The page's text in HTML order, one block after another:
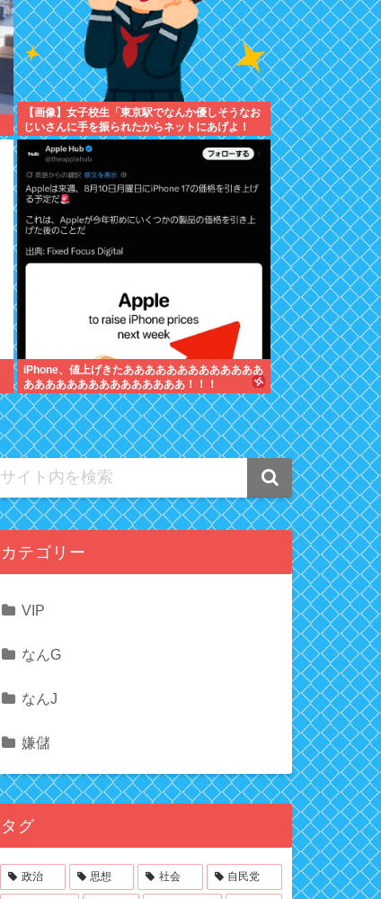
【画像】女子校生「東京駅でなんか優しそうなお
じいさんに手を振られたからネットにあげよ！
w」ﾊﾟｼｬ
iPhone、値上げきたあああああああああああああ
あああああああああああああああ！！！
カテゴリー
VIP
なんG
なんJ
嫌儲
タグ
政治 思想 社会 自民党